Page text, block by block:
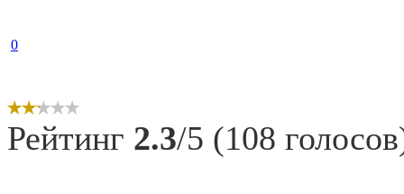
0
Рейтинг 2.3/5 (108